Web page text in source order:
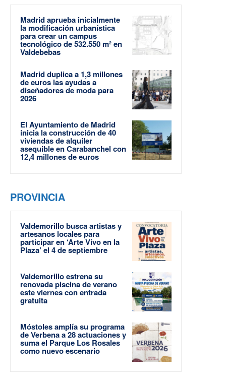
Madrid aprueba inicialmente
la modificación urbanística
para crear un campus
tecnológico de 532.550 m² en
Valdebebas
Madrid duplica a 1,3 millones
de euros las ayudas a
diseñadores de moda para
2026
El Ayuntamiento de Madrid
inicia la construcción de 40
viviendas de alquiler
asequible en Carabanchel con
12,4 millones de euros
PROVINCIA
Valdemorillo busca artistas y
artesanos locales para
participar en ‘Arte Vivo en la
Plaza’ el 4 de septiembre
Valdemorillo estrena su
renovada piscina de verano
este viernes con entrada
gratuita
Móstoles amplía su programa
de Verbena a 28 actuaciones y
suma el Parque Los Rosales
como nuevo escenario